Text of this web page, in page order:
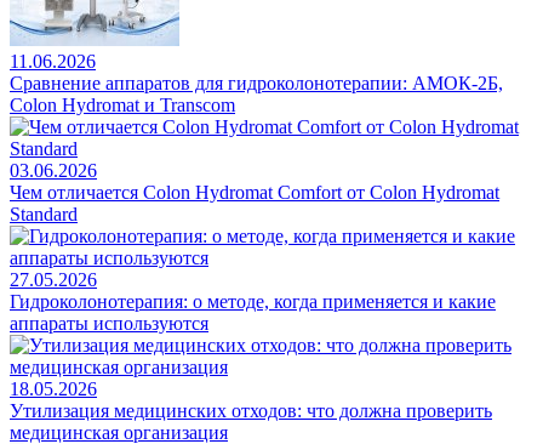
11.06.2026
Сравнение аппаратов для гидроколонотерапии: АМОК-2Б,
Colon Hydromat и Transcom
03.06.2026
Чем отличается Colon Hydromat Comfort от Colon Hydromat
Standard
27.05.2026
Гидроколонотерапия: о методе, когда применяется и какие
аппараты используются
18.05.2026
Утилизация медицинских отходов: что должна проверить
медицинская организация